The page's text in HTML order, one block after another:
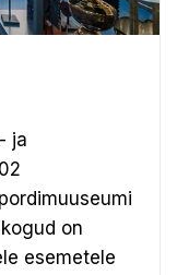
ja
on
esemetele